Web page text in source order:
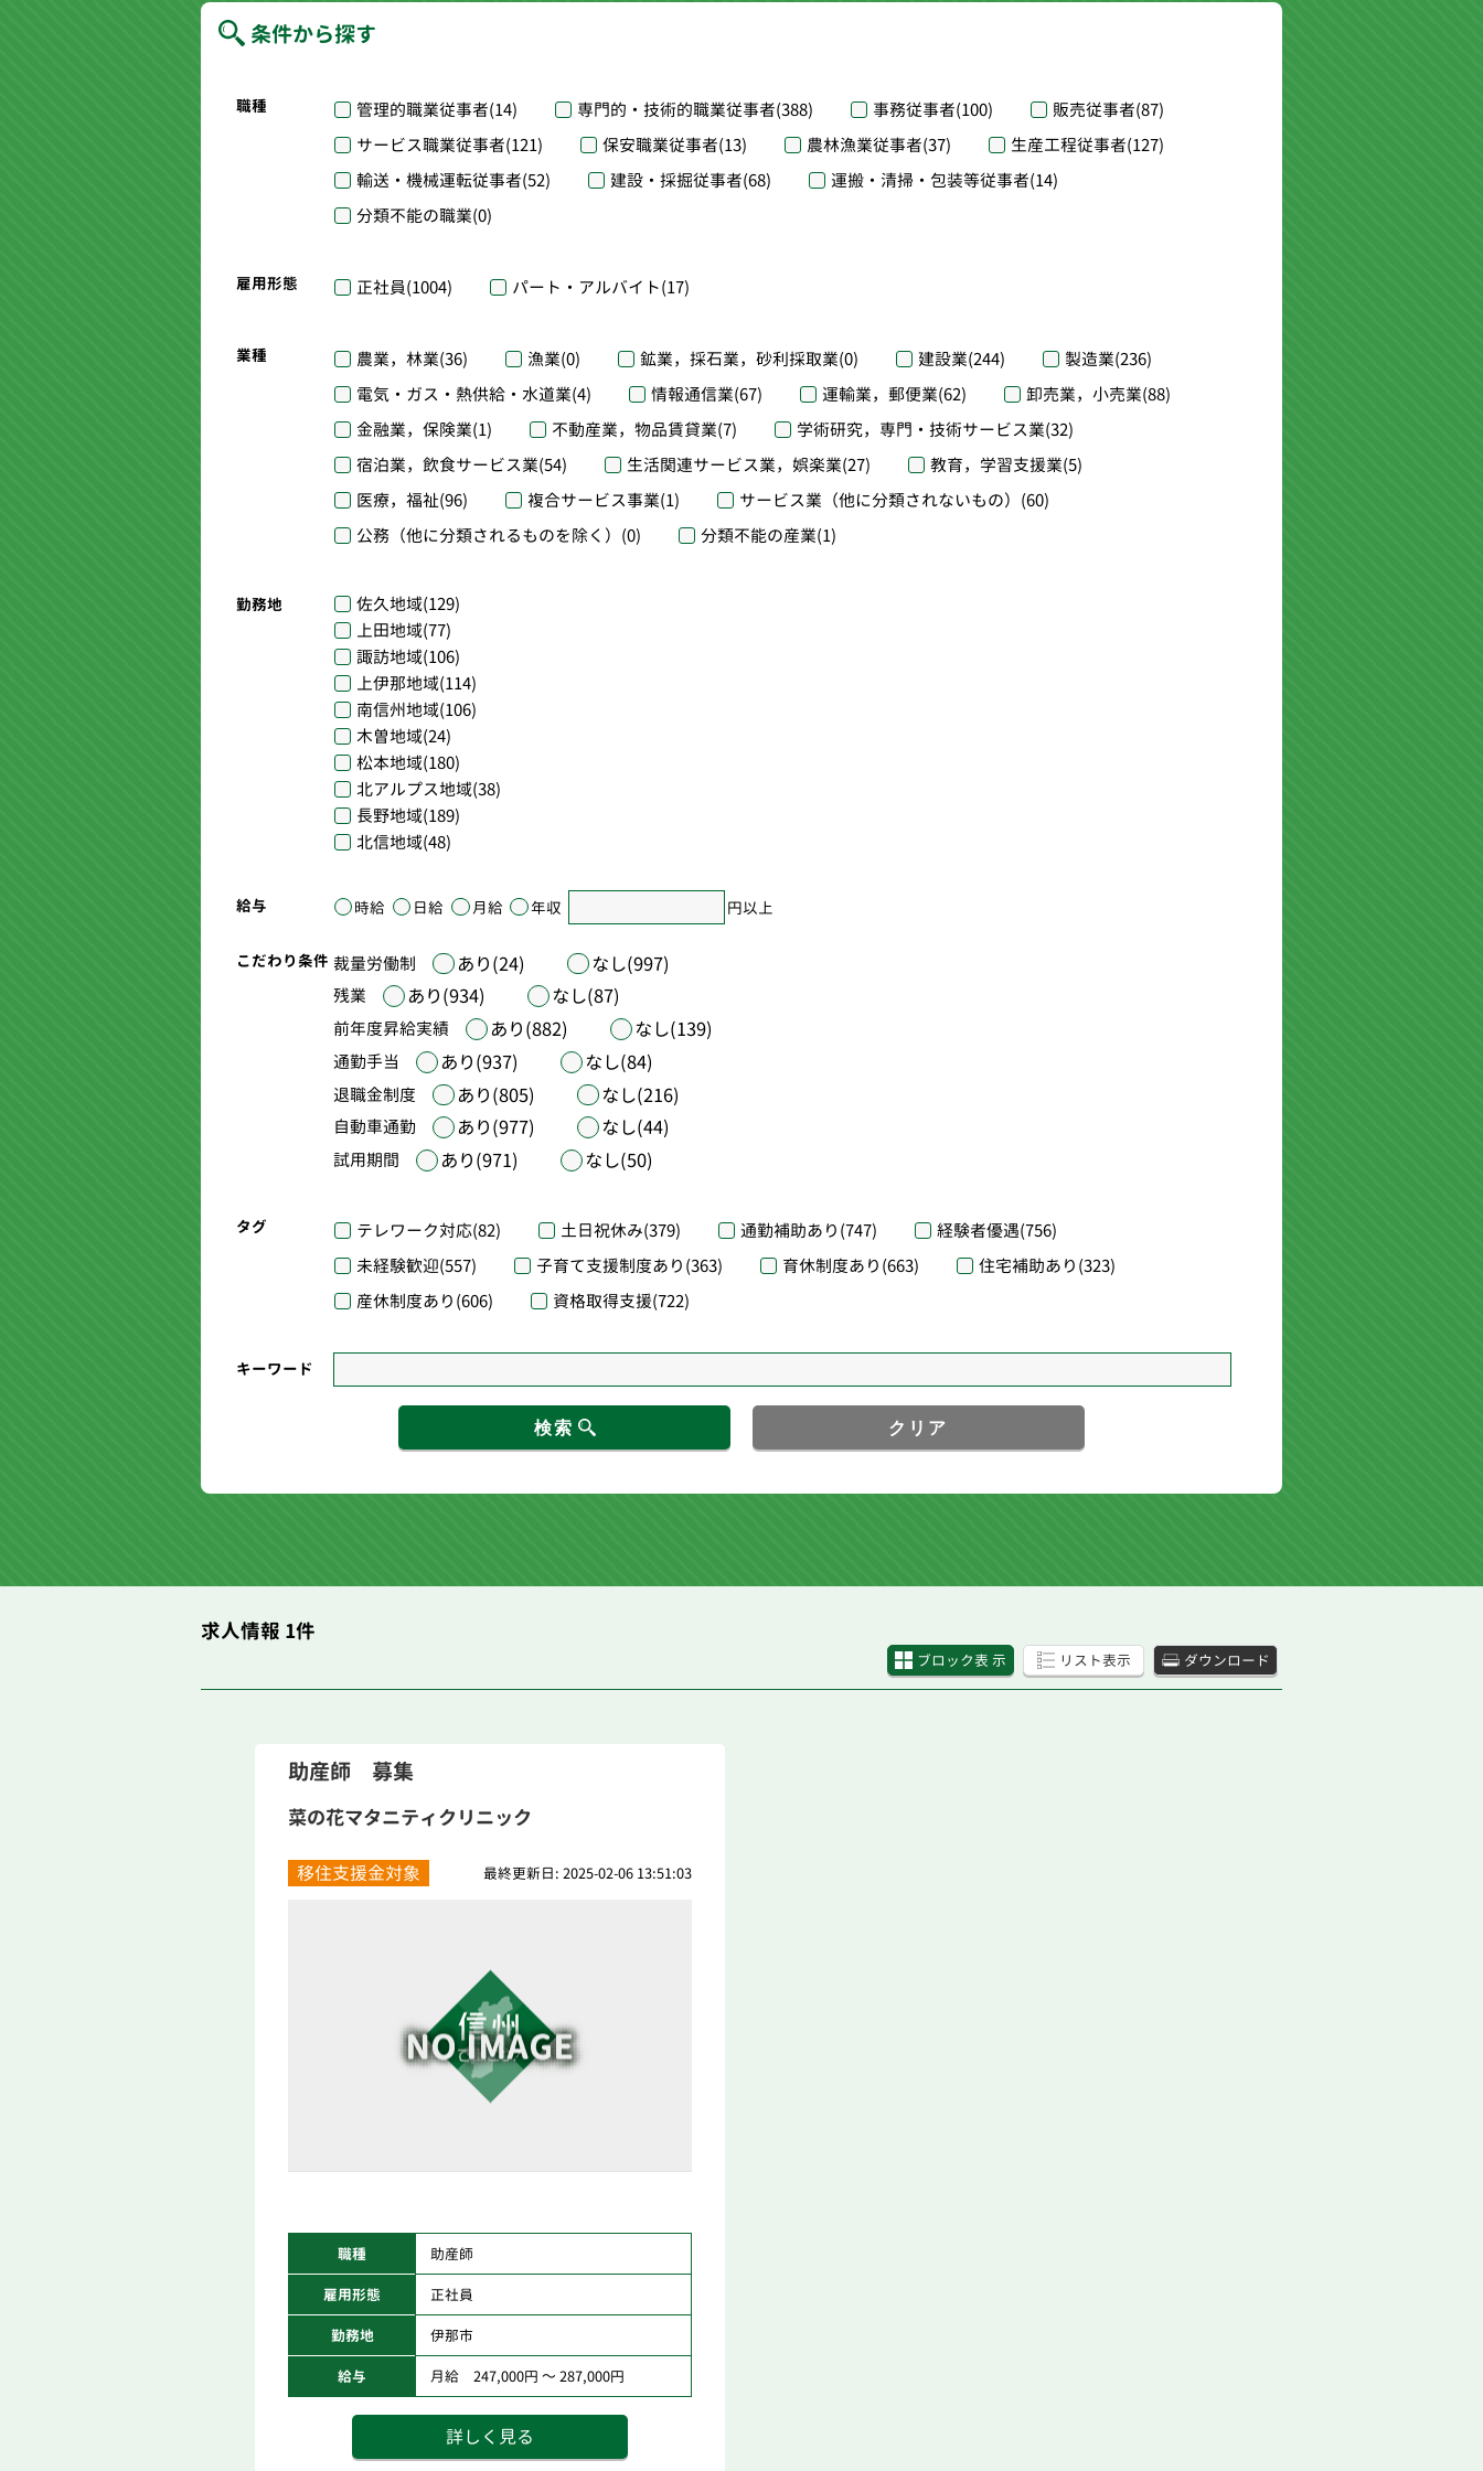
条件から探す
職種 管理的職業従事者(14) 専門的・技術的職業従事者(388) 事務従事者(100) 販売従事者(87)
サービス職業従事者(121) 保安職業従事者(13) 農林漁業従事者(37) 生産工程従事者(127)
輸送・機械運転従事者(52) 建設・採掘従事者(68) 運搬・清掃・包装等従事者(14)
分類不能の職業(0)
雇用形態 正社員(1004) パート・アルバイト(17)
業種 農業，林業(36) 漁業(0) 鉱業，採石業，砂利採取業(0) 建設業(244) 製造業(236)
電気・ガス・熱供給・水道業(4) 情報通信業(67) 運輸業，郵便業(62) 卸売業，小売業(88)
金融業，保険業(1) 不動産業，物品賃貸業(7) 学術研究，専門・技術サービス業(32)
宿泊業，飲食サービス業(54) 生活関連サービス業，娯楽業(27) 教育，学習支援業(5)
医療，福祉(96) 複合サービス事業(1) サービス業（他に分類されないもの） (60)
公務（他に分類されるものを除く） (0) 分類不能の産業(1)
勤務地 佐久地域(129)
上田地域(77)
諏訪地域(106)
上伊那地域(114)
南信州地域(106)
木曽地域(24)
松本地域(180)
北アルプス地域(38)
長野地域(189)
北信地域(48)
給与 時給 日給 月給 年収 円以上
こだわり条件 裁量労働制 あり(24) なし(997)
残業 あり(934) なし(87)
前年度昇給実績 あり(882) なし(139)
通勤手当 あり(937) なし(84)
退職金制度 あり(805) なし(216)
自動車通勤 あり(977) なし(44)
試用期間 あり(971) なし(50)
タグ テレワーク対応(82) 土日祝休み(379) 通勤補助あり(747) 経験者優遇(756)
未経験歓迎(557) 子育て支援制度あり(363) 育休制度あり(663) 住宅補助あり(323)
産休制度あり(606) 資格取得支援(722)
キーワード
検索 クリア
求人情報 1件
ブロック表 示 リスト表示 ダウンロード
助産師 募集
菜の花マタニティクリニック
移住支援金対象 最終更新日: 2025-02-06 13:51:03
職種 助産師
雇用形態 正社員
勤務地 伊那市
給与 月給 247,000円 ～ 287,000円
詳しく見る